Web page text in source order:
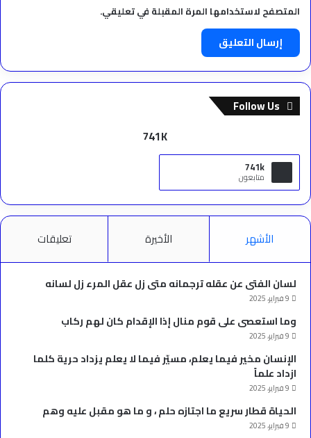
المتصفح لاستخدامها المرة المقبلة في تعليقي.
Follow Us
741K
741k
متابعون
الأشهر الأخيرة تعليقات
لسان الفتى عن عقله ترجمانه متى زل عقل المرء زل لسانه
9 فبراير، 2025
وما استعصى على قوم منال إذا الإقدام كان لهم ركاب
9 فبراير، 2025
الإنسان مخير فيما يعلم، مسيّر فيما لا يعلم يزداد حرية كلما
ازداد علماً
9 فبراير، 2025
الحياة قطار سريع ما اجتازه حلم ، و ما هو مقبل عليه وهم
9 فبراير، 2025